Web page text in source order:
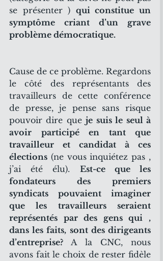
se présenter ) qui constitue un
symptôme criant d’un grave
problème démocratique.
Cause de ce problème. Regardons
le côté des représentants des
travailleurs de cette conférence
de presse, je pense sans risque
pouvoir dire que je suis le seul à
avoir participé en tant que
travailleur et candidat à ces
élections (ne vous inquiétez pas ,
j’ai été élu). Est-ce que les
fondateurs des premiers
syndicats pouvaient imaginer
que les travailleurs seraient
représentés par des gens qui ,
dans les faits, sont des dirigeants
d’entreprise? A la CNC, nous
avons fait le choix de rester fidèle